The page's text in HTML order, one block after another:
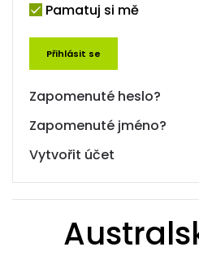
Pamatuj si mě
Přihlásit se
Zapomenuté heslo?
Zapomenuté jméno?
Vytvořit účet